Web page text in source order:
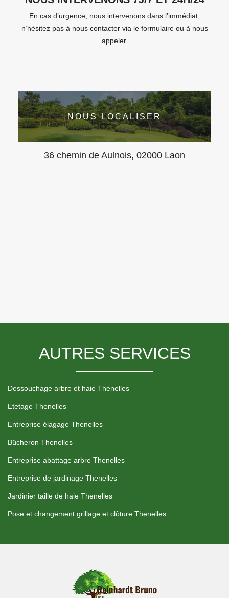
En cas d’urgence, nous intervenons dans l’immédiat,
n’hésitez pas à nous contacter via le formulaire ou à nous
appeler.
NOUS LOCALISER
36 chemin de Aulnois, 02000 Laon
AUTRES SERVICES
Dessouchage arbre et haie Thenelles
Etetage Thenelles
Entreprise élagage Thenelles
Bûcheron Thenelles
Entreprise abattage arbre Thenelles
Entreprise de jardinage Thenelles
Jardinier taille de haie Thenelles
Pose et changement grillage et clôture Thenelles